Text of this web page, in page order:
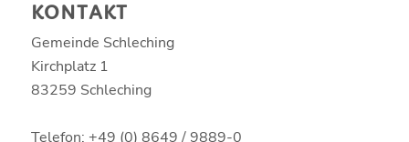
KONTAKT
Gemeinde Schleching
Kirchplatz 1
83259 Schleching
Telefon: +49 (0) 8649 / 9889-0